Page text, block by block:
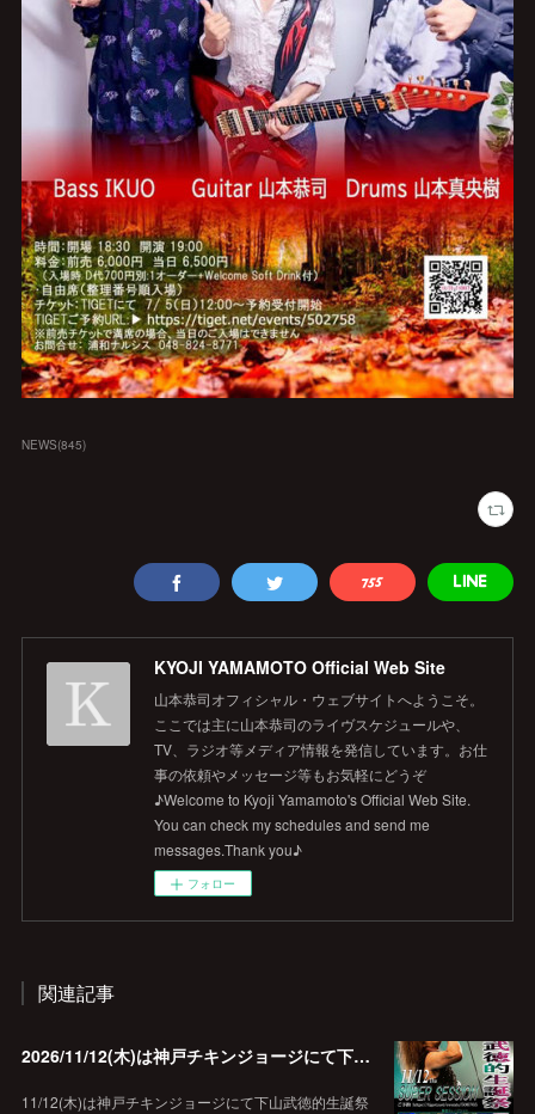
NEWS(845)
KYOJI YAMAMOTO Official Web Site
山本恭司オフィシャル・ウェブサイトへようこそ。
ここでは主に山本恭司のライヴスケジュールや、
TV、ラジオ等メディア情報を発信しています。お仕
事の依頼やメッセージ等もお気軽にどうぞ
♪Welcome to Kyoji Yamamoto's Official Web Site.
You can check my schedules and send me
messages.Thank you♪
フォロー
関連記事
2026/11/12(木)は神戸チキンジョージにて下山武徳的生誕祭に出演します♪
11/12(木)は神戸チキンジョージにて下山武徳的生誕祭